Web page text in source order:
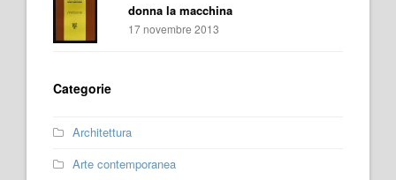
donna la macchina
17 novembre 2013
Categorie
Architettura
Arte contemporanea